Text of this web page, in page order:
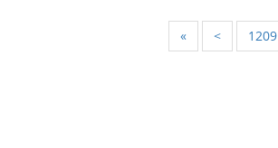
« < 1209